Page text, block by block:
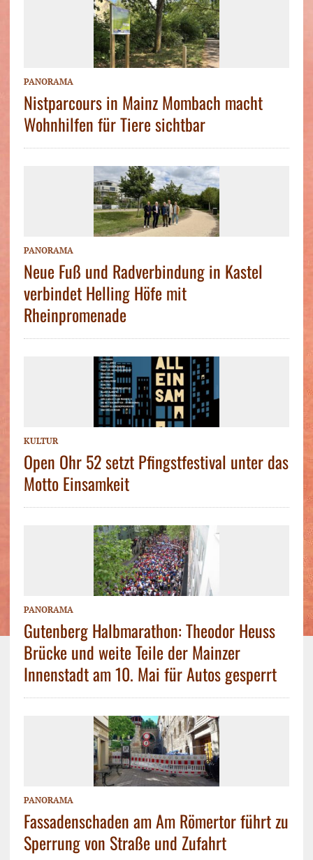
PANORAMA
Nistparcours in Mainz Mombach macht
Wohnhilfen für Tiere sichtbar
PANORAMA
Neue Fuß und Radverbindung in Kastel
verbindet Helling Höfe mit
Rheinpromenade
KULTUR
Open Ohr 52 setzt Pfingstfestival unter das
Motto Einsamkeit
PANORAMA
Gutenberg Halbmarathon: Theodor Heuss
Brücke und weite Teile der Mainzer
Innenstadt am 10. Mai für Autos gesperrt
PANORAMA
Fassadenschaden am Am Römertor führt zu
Sperrung von Straße und Zufahrt